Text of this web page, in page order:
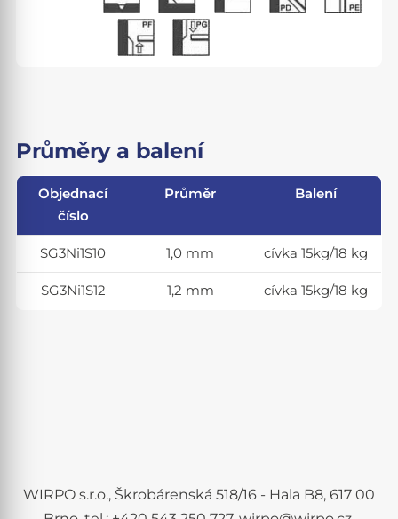
Průměry a balení
Objednací
číslo
Průměr Balení
SG3Ni1S10 1,0 mm cívka 15kg/18 kg
SG3Ni1S12 1,2 mm cívka 15kg/18 kg
WIRPO s.r.o., Škrobárenská 518/16 - Hala B8, 617 00